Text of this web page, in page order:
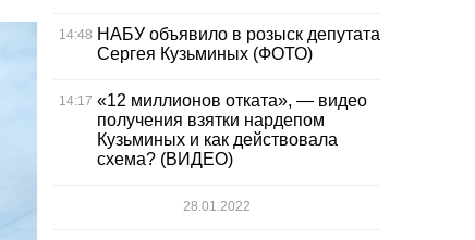
14:48 НАБУ объявило в розыск депутата
Сергея Кузьминых (ФОТО)
14:17 «12 миллионов отката», — видео
получения взятки нардепом
Кузьминых и как действовала
схема? (ВИДЕО)
28.01.2022